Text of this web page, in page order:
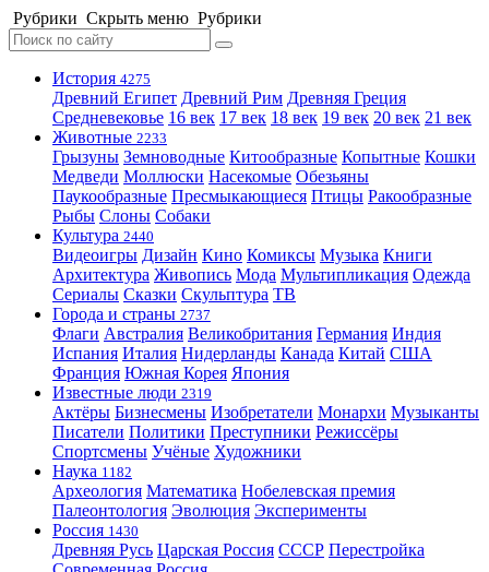
Рубрики Скрыть меню Рубрики
История 4275
Древний Египет Древний Рим Древняя Греция
Средневековье 16 век 17 век 18 век 19 век 20 век 21 век
Животные 2233
Грызуны Земноводные Китообразные Копытные Кошки
Медведи Моллюски Насекомые Обезьяны
Паукообразные Пресмыкающиеся Птицы Ракообразные
Рыбы Слоны Собаки
Культура 2440
Видеоигры Дизайн Кино Комиксы Музыка Книги
Архитектура Живопись Мода Мультипликация Одежда
Сериалы Сказки Скульптура ТВ
Города и страны 2737
Флаги Австралия Великобритания Германия Индия
Испания Италия Нидерланды Канада Китай США
Франция Южная Корея Япония
Известные люди 2319
Актёры Бизнесмены Изобретатели Монархи Музыканты
Писатели Политики Преступники Режиссёры
Спортсмены Учёные Художники
Наука 1182
Археология Математика Нобелевская премия
Палеонтология Эволюция Эксперименты
Россия 1430
Древняя Русь Царская Россия СССР Перестройка